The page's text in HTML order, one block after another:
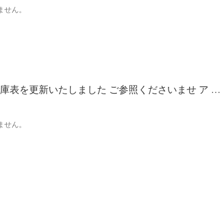
ん。
表を更新いたしました ご参照くださいませ ア …
ん。